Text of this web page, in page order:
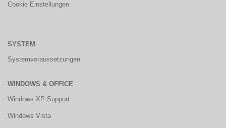
Cookie Einstellungen
SYSTEM
Systemvoraussetzungen
WINDOWS & OFFICE
Windows XP Support
Windows Vista